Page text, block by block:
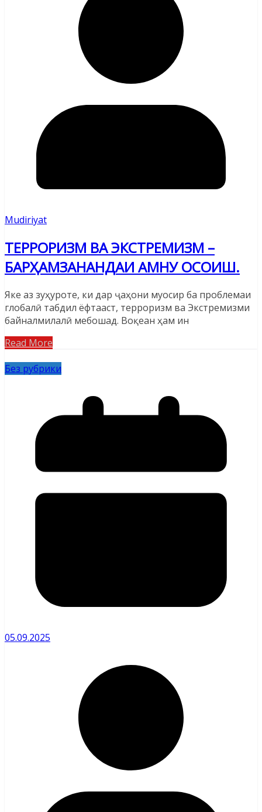
Mudiriyat
ТЕРРОРИЗМ ВА ЭКСТРЕМИЗМ –
БАРҲАМЗАНАНДАИ АМНУ ОСОИШ.
Яке аз зуҳуроте, ки дар ҷаҳони муосир ба проблемаи
глобалӣ табдил ёфтааст, терроризм ва Экстремизми
байналмилалӣ мебошад. Воқеан ҳам ин
Read More
Без рубрики
05.09.2025